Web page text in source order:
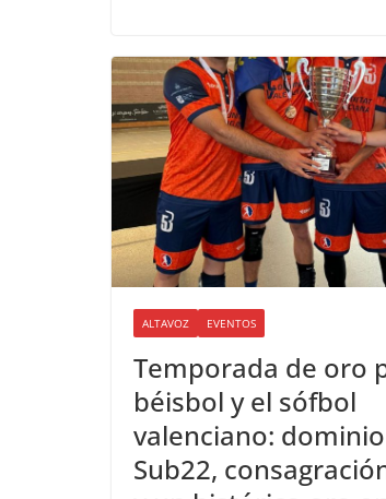
ALTAVOZ EVENTOS
Temporada de oro
béisbol y el sófbol
valenciano:
Sub22,